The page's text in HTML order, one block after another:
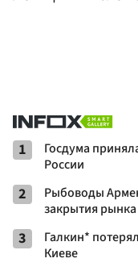
1
Госдума
России
2
Рыбоводы
закрытия
3
Галкин*
Киеве